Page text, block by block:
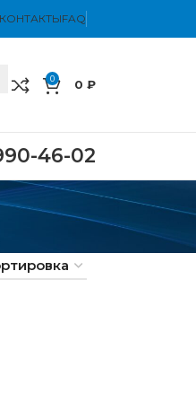
КОНТАКТЫFAQ
0 0 ₽
46-02